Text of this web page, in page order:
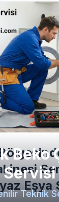
Beko
Teknik
Eşya